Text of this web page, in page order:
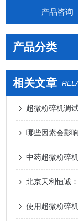
产品咨询
产品分类
相关文章
超微粉碎机调
哪些因素会影
中药超微粉碎
北京天利恒诚
使用超微粉碎